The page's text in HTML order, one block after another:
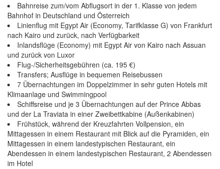
Bahnreise zum/vom Abflugsort in der 1. Klasse von jedem
Bahnhof in Deutschland und Österreich
Linienflug mit Egypt Air (Economy, Tarifklasse G) von Frankfurt
nach Kairo und zurück, nach Verfügbarkeit
Inlandsflüge (Economy) mit Egypt Air von Kairo nach Assuan
und zurück von Luxor
Flug-/Sicherheitsgebühren (ca. 195 €)
Transfers; Ausflüge in bequemen Reisebussen
7 Übernachtungen im Doppelzimmer in sehr guten Hotels mit
Klimaanlage und Swimmingpool
Schiffsreise und je 3 Übernachtungen auf der Prince Abbas
und der La Traviata in einer Zweibettkabine (Außenkabinen)
Frühstück, während der Kreuzfahrten Vollpension, ein
Mittagessen in einem Restaurant mit Blick auf die Pyramiden, ein
Mittagessen in einem landestypischen Restaurant, ein
Abendessen in einem landestypischen Restaurant, 2 Abendessen
im Hotel